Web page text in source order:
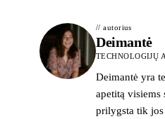
// autorius
Deimantė
TECHNOLOGIJŲ
Deimantė yra
apetitą visiems
prilygsta tik